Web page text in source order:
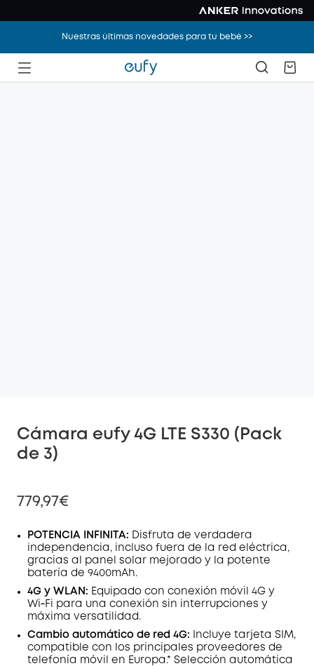
Nuestras últimas novedades para tu bebé >>
Cámara eufy 4G LTE S330 (Pack
de 3)
779,97€
POTENCIA INFINITA: Disfruta de verdadera
independencia, incluso fuera de la red eléctrica,
gracias al panel solar mejorado y la potente
batería de 9400mAh.
4G y WLAN: Equipado con conexión móvil 4G y
Wi‑Fi para una conexión sin interrupciones y
máxima versatilidad.
Cambio automático de red 4G: Incluye tarjeta SIM,
compatible con los principales proveedores de
telefonía móvil en Europa.* Selección automática